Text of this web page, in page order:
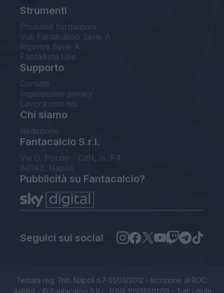
Strumenti
Probabili formazioni
Voti Fantacalcio Serie A
Rigoristi Serie A
FantaAsta Live
Supporto
Contatti
Impostazioni privacy
Lavora con noi
Chi siamo
Redazione
Fantacalcio S.r.l.
Via G. Porzio - CdN, Is. F4
80143, Napoli
Pubblicità su Fantacalcio?
Seguici sui social
Testata reg. Trib. Napoli n.7 01/03/2012 - Iscrizione al ROC:
44869 - © Fantacalcio S.R.L. P.IVA 10938501219 - Tutti i diritti